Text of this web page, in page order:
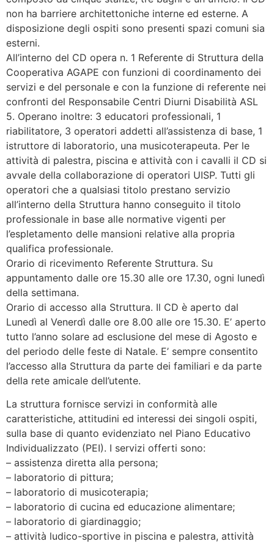
non ha barriere architettoniche interne ed esterne. A
disposizione degli ospiti sono presenti spazi comuni sia
esterni.
All’interno del CD opera n. 1 Referente di Struttura della
Cooperativa AGAPE con funzioni di coordinamento dei
servizi e del personale e con la funzione di referente nei
confronti del Responsabile Centri Diurni Disabilità ASL
5. Operano inoltre: 3 educatori professionali, 1
riabilitatore, 3 operatori addetti all’assistenza di base, 1
istruttore di laboratorio, una musicoterapeuta. Per le
attività di palestra, piscina e attività con i cavalli il CD si
avvale della collaborazione di operatori UISP. Tutti gli
operatori che a qualsiasi titolo prestano servizio
all’interno della Struttura hanno conseguito il titolo
professionale in base alle normative vigenti per
l’espletamento delle mansioni relative alla propria
qualifica professionale.
Orario di ricevimento Referente Struttura. Su
appuntamento dalle ore 15.30 alle ore 17.30, ogni lunedì
della settimana.
Orario di accesso alla Struttura. Il CD è aperto dal
Lunedì al Venerdì dalle ore 8.00 alle ore 15.30. E’ aperto
tutto l’anno solare ad esclusione del mese di Agosto e
del periodo delle feste di Natale. E’ sempre consentito
l’accesso alla Struttura da parte dei familiari e da parte
della rete amicale dell’utente.
La struttura fornisce servizi in conformità alle
caratteristiche, attitudini ed interessi dei singoli ospiti,
sulla base di quanto evidenziato nel Piano Educativo
Individualizzato (PEI). I servizi offerti sono:
– assistenza diretta alla persona;
– laboratorio di pittura;
– laboratorio di musicoterapia;
– laboratorio di cucina ed educazione alimentare;
– laboratorio di giardinaggio;
– attività ludico-sportive in piscina e palestra, attività